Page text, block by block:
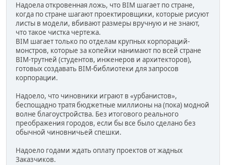
Надоела откровенная ложь, что BIM шагает по стране,
когда по стране шагают проектировщики, которые рисуют
листы в модели, вбивают размеры вручную и не знают,
что такое чистка чертежа.
BIM шагает только по отделам крупных корпораций-
монстров, которые за копейки нанимают по всей стране
BIM-трутней (студентов, инженеров и архитекторов),
готовых создавать BIM-библиотеки для запросов
корпорации.
Надоело, что чиновники играют в «урбанистов»,
беспощадно тратя бюджетные миллионы на (пока) модной
волне благоустройства. Без итогового реального
преображения городов, если бы все было сделано без
обычной чиновничьей спешки.
Надоело годами ждать оплату проектов от жадных
Заказчиков.